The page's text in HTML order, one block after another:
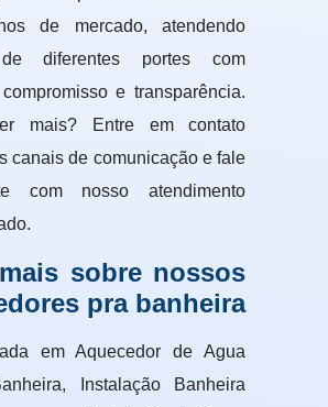
de mercado, atendendo
diferentes portes com
e transparência.
mais? Entre em contato
canais de comunicação e fale
com nosso atendimento
sobre nossos
pra banheira
em Aquecedor de Agua
Instalação Banheira